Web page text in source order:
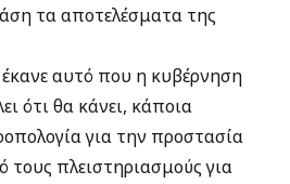
τα αποτελέσματα της
αυτό που η κυβέρνηση
ότι θα κάνει, κάποια
για την προστασία
τους πλειστηριασμούς για